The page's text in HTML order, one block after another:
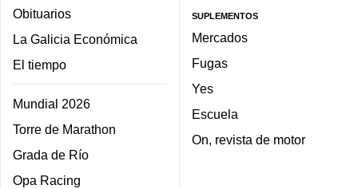
Obituarios
La Galicia Económica
El tiempo
Mundial 2026
Torre de Marathon
Grada de Río
Opa Racing
SUPLEMENTOS
Mercados
Fugas
Yes
Escuela
On, revista de motor